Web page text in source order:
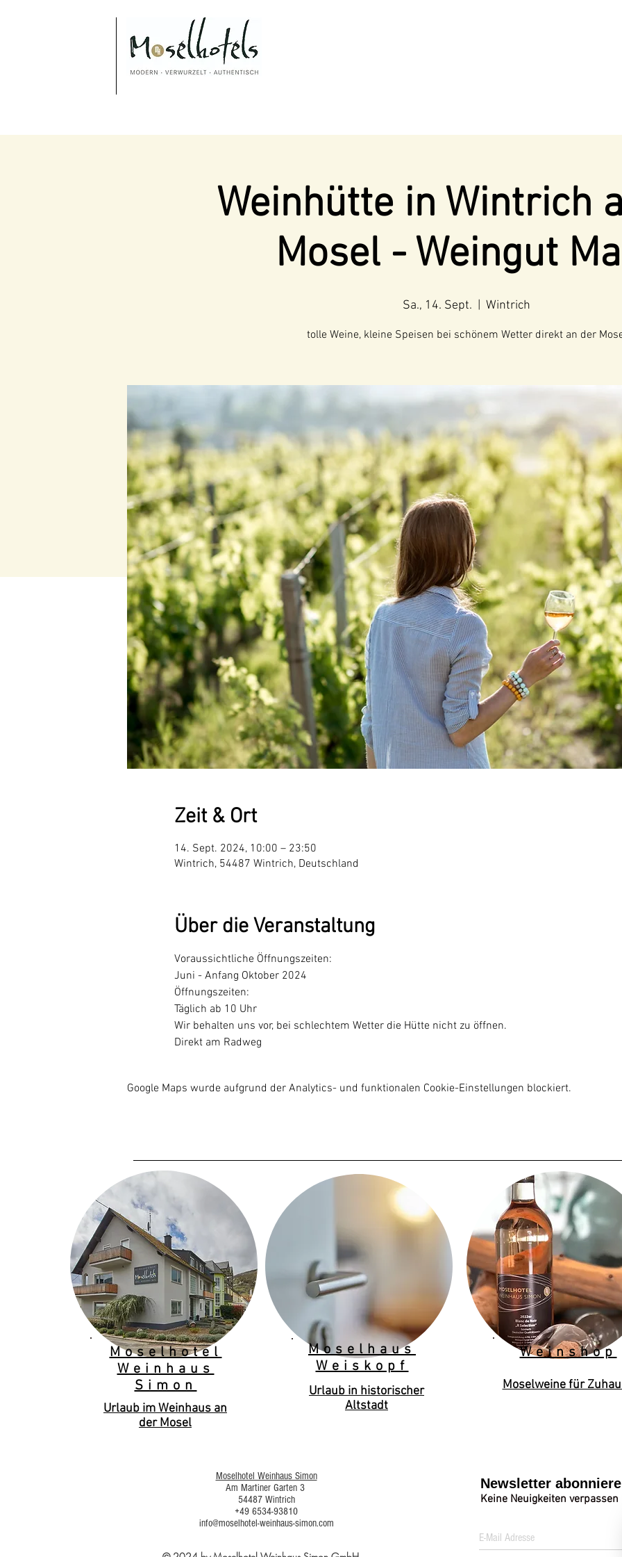
Weinhütte in Wintrich
Mosel - Weingut
Sa., 14. Sept. Wintrich
tolle Weine, kleine Speisen bei schönem Wetter direkt an der
Zeit & Ort
14. Sept. 2024, 10:00 – 23:50
Wintrich, 54487 Wintrich, Deutschland
Über die Veranstaltung
Voraussichtliche Öffnungszeiten:
Juni - Anfang Oktober 2024
Öffnungszeiten:
Täglich ab 10 Uhr
Wir behalten uns vor, bei schlechtem Wetter die Hütte nicht zu öffnen.
Direkt am Radweg
Google Maps wurde aufgrund der Analytics- und funktionalen Cookie-Einstellungen blockiert.
Moselhotel
Weinhaus
Simon
Urlaub im Weinhaus an
der Mosel
Moselhaus
Weiskopf
Urlaub in historischer
Altstadt
Weinshop
Moselweine für
Moselhotel Weinhaus Simon
Am Martiner Garten 3
54487 Wintrich
+49 6534-93810
info@moselhotel-weinhaus-simon.com
Newsletter
Keine Neuigkeiten verpassen